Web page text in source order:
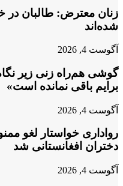
زنان معترض: طالبان در
شده‌اند
آگوست 4, 2026
گوشی هم‌راه زنی زیر
برایم باقی نمانده است»
آگوست 4, 2026
رواداری خواستار لغو
دختران افغانستانی شد
آگوست 4, 2026